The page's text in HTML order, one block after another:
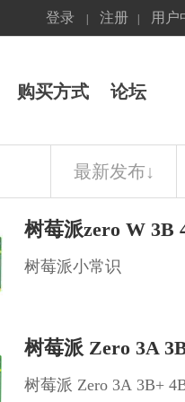
登录 注册 用户
购买方式 论坛
最新发布↓
树莓派小常识
树莓派 Zero 3A
树莓派 Zero 3A 3B+